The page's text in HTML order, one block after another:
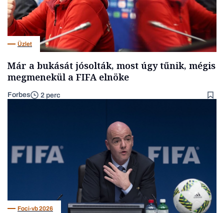
Üzlet
Már a bukását jósolták, most úgy tűnik, mégis
megmenekül a FIFA elnöke
Forbes 2 perc
Foci-vb 2026